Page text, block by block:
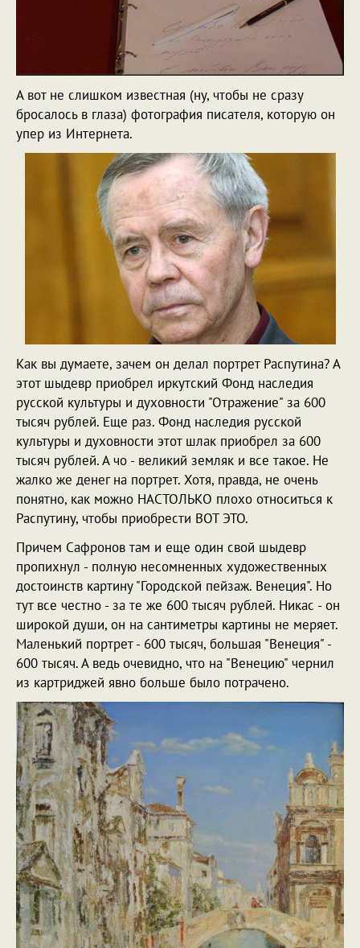
А вот не слишком известная (ну, чтобы не сразу
бросалось в глаза) фотография писателя, которую он
упер из Интернета.
Как вы думаете, зачем он делал портрет Распутина? А
этот шыдевр приобрел иркутский Фонд наследия
русской культуры и духовности "Отражение" за 600
тысяч рублей. Еще раз. Фонд наследия русской
культуры и духовности этот шлак приобрел за 600
тысяч рублей. А чо - великий земляк и все такое. Не
жалко же денег на портрет. Хотя, правда, не очень
понятно, как можно НАСТОЛЬКО плохо относиться к
Распутину, чтобы приобрести ВОТ ЭТО.
Причем Сафронов там и еще один свой шыдевр
пропихнул - полную несомненных художественных
достоинств картину "Городской пейзаж. Венеция". Но
тут все честно - за те же 600 тысяч рублей. Никас - он
широкой души, он на сантиметры картины не меряет.
Маленький портрет - 600 тысяч, большая "Венеция" -
600 тысяч. А ведь очевидно, что на "Венецию" чернил
из картриджей явно больше было потрачено.